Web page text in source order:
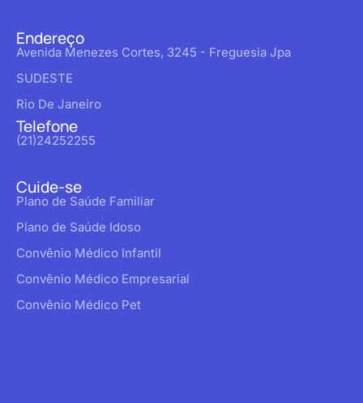
Endereço
Avenida Menezes Cortes, 3245 - Freguesia Jpa
SUDESTE
Rio De Janeiro
Telefone
(21)24252255
Cuide-se
Plano de Saúde Familiar
Plano de Saúde Idoso
Convênio Médico Infantil
Convênio Médico Empresarial
Convênio Médico Pet